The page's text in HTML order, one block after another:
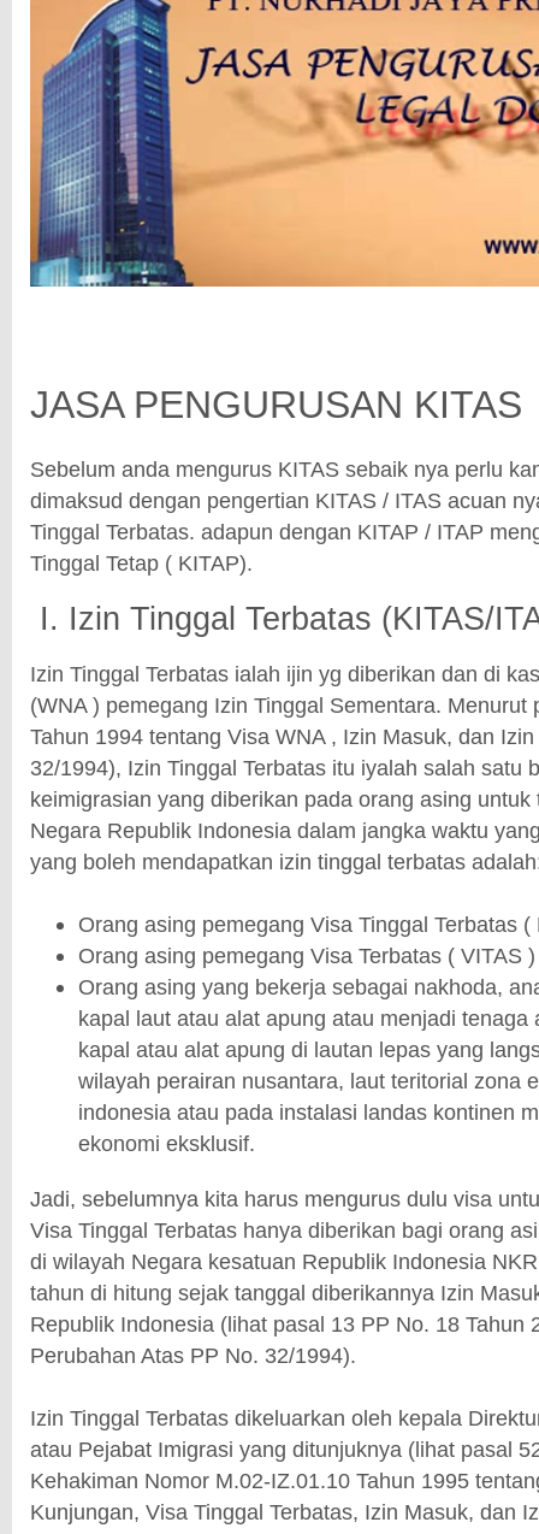
JASA PENGURUSAN KITAS
Sebelum anda mengurus KITAS sebaik nya perlu
dimaksud dengan pengertian KITAS / ITAS acuan
Tinggal Terbatas. adapun dengan KITAP / ITAP
Tinggal Tetap ( KITAP).
I. Izin Tinggal Terbatas (KITAS/
Izin Tinggal Terbatas ialah ijin yg diberikan dan di
(WNA ) pemegang Izin Tinggal Sementara. Menurut
Tahun 1994 tentang Visa WNA , Izin Masuk, dan
32/1994), Izin Tinggal Terbatas itu iyalah salah satu
keimigrasian yang diberikan pada orang asing
Negara Republik Indonesia dalam jangka waktu
yang boleh mendapatkan izin tinggal terbatas
Orang asing pemegang Visa Tinggal Terbatas (
Orang asing pemegang Visa Terbatas ( VITAS )
Orang asing yang bekerja sebagai nakhoda,
kapal laut atau alat apung atau menjadi tenaga
kapal atau alat apung di lautan lepas yang
wilayah perairan nusantara, laut teritorial zona
indonesia atau pada instalasi landas kontinen
ekonomi eksklusif.
Jadi, sebelumnya kita harus mengurus dulu visa
Visa Tinggal Terbatas hanya diberikan bagi orang
di wilayah Negara kesatuan Republik Indonesia
tahun di hitung sejak tanggal diberikannya Izin
Republik Indonesia (lihat pasal 13 PP No. 18 Tahun
Perubahan Atas PP No. 32/1994).
Izin Tinggal Terbatas dikeluarkan oleh kepala
atau Pejabat Imigrasi yang ditunjuknya (lihat pasal
Kehakiman Nomor M.02-IZ.01.10 Tahun 1995
Kunjungan, Visa Tinggal Terbatas, Izin Masuk, dan